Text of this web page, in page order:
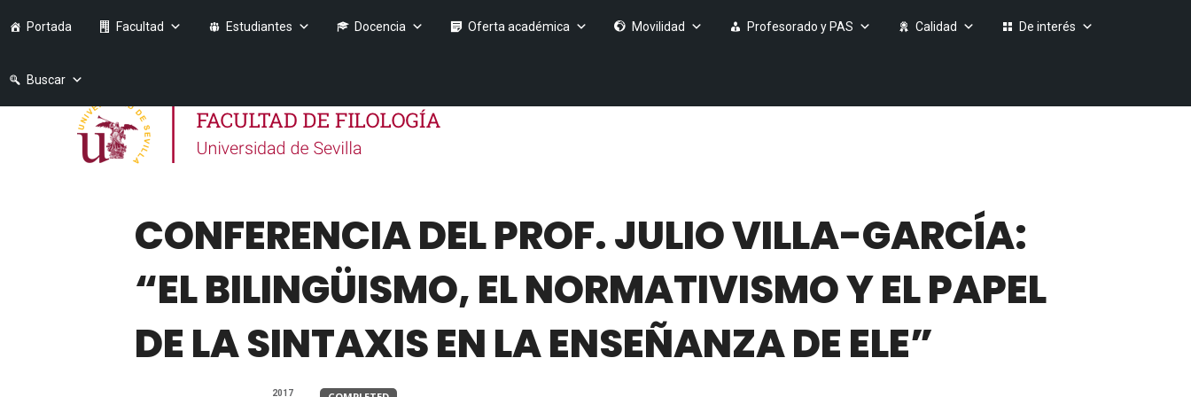
Portada Facultad Estudiantes Docencia Oferta académica Movilidad Profesorado y PAS Calidad De interés
Buscar
CONFERENCIA DEL PROF. JULIO VILLA-GARCÍA:
“EL BILINGÜISMO, EL NORMATIVISMO Y EL PAPEL
DE LA SINTAXIS EN LA ENSEÑANZA DE ELE”
2017